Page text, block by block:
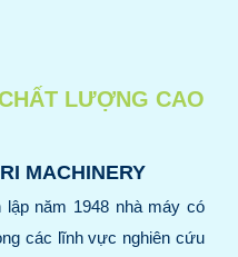
LƯỢNG CAO
MACHINERY
năm 1948 nhà máy có
các lĩnh vực nghiên cứu